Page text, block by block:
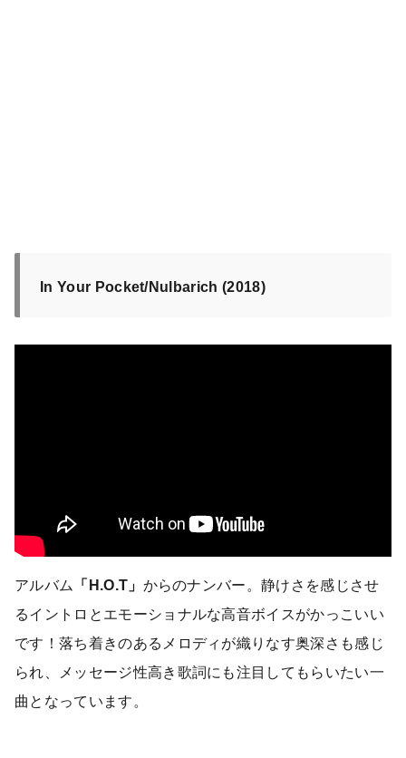
In Your Pocket/Nulbarich (2018)
アルバム 「H.O.T」 からのナンバー。静けさを感じさせ
るイントロとエモーショナルな高音ボイスがかっこいい
です！落ち着きのあるメロディが織りなす奥深さも感じ
られ、メッセージ性高き歌詞にも注目してもらいたい一
曲となっています。